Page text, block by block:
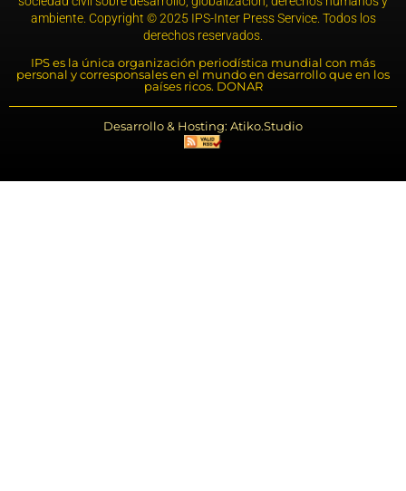
ambiente. Copyright © 2025 IPS-Inter Press Service. Todos los
derechos reservados.
IPS es la única organización periodística mundial con más
personal y corresponsales en el mundo en desarrollo que en los
países ricos. DONAR
Desarrollo & Hosting: Atiko.Studio